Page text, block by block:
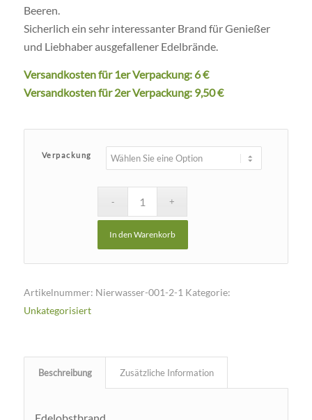
Beeren.
Sicherlich ein sehr interessanter Brand für Genießer
und Liebhaber ausgefallener Edelbrände.
Versandkosten für 1er Verpackung: 6 €
Versandkosten für 2er Verpackung: 9,50 €
Verpackung
In den Warenkorb
Artikelnummer: Nierwasser-001-2-1 Kategorie:
Unkategorisiert
Beschreibung Zusätzliche Information